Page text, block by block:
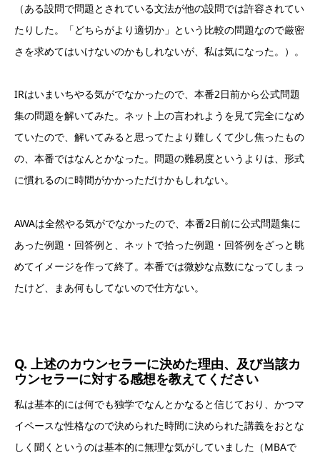
（ある設問で問題とされている文法が他の設問では許容されてい
たりした。「どちらがより適切か」という比較の問題なので厳密
さを求めてはいけないのかもしれないが、私は気になった。）。
IRはいまいちやる気がでなかったので、本番2日前から公式問題
集の問題を解いてみた。ネット上の言われようを見て完全になめ
ていたので、解いてみると思ってたより難しくて少し焦ったもの
の、本番ではなんとかなった。問題の難易度というよりは、形式
に慣れるのに時間がかかっただけかもしれない。
AWAは全然やる気がでなかったので、本番2日前に公式問題集に
あった例題・回答例と、ネットで拾った例題・回答例をざっと眺
めてイメージを作って終了。本番では微妙な点数になってしまっ
たけど、まあ何もしてないので仕方ない。
Q. 上述のカウンセラーに決めた理由、及び当該カ
ウンセラーに対する感想を教えてください
私は基本的には何でも独学でなんとかなると信じており、かつマ
イペースな性格なので決められた時間に決められた講義をおとな
しく聞くというのは基本的に無理な気がしていました（MBAで